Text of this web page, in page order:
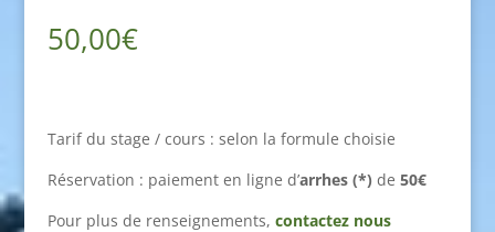
50,00€
Tarif du stage / cours : selon la formule choisie
Réservation : paiement en ligne d’arrhes (*) de 50€
Pour plus de renseignements, contactez nous